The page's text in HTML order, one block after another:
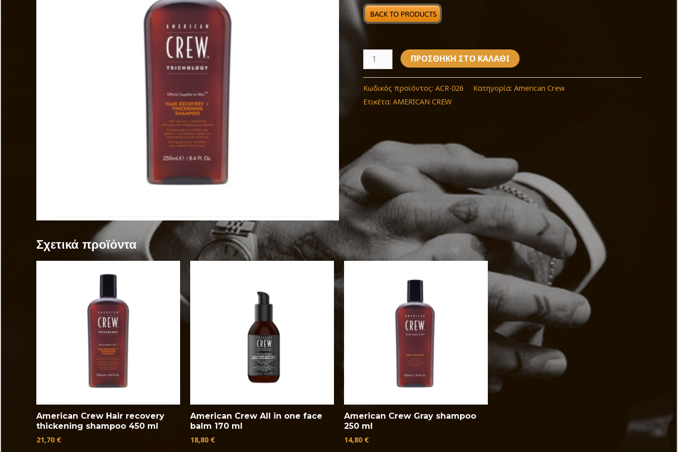
1000
ml
ΠΡΟΣΘΉΚΗ ΣΤΟ ΚΑΛΆΘΙ
Κωδικός προϊόντος: ACR-026 Κατηγορία: American Crew
Ετικέτα: AMERICAN CREW
Σχετικά προϊόντα
American Crew Hair recovery
thickening shampoo 450 ml
21,70 €
American Crew All in one face
balm 170 ml
18,80 €
American Crew Gray shampoo
250 ml
14,80 €